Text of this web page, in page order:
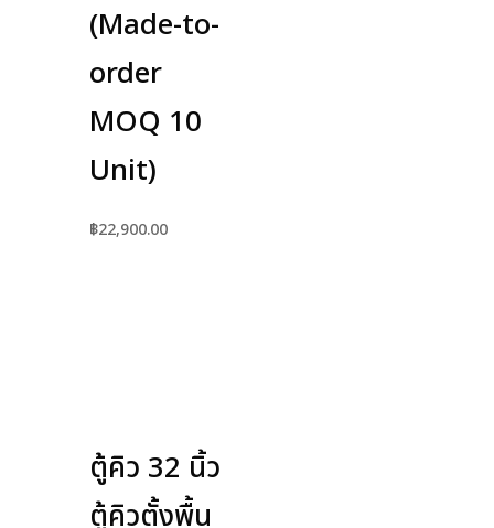
(Made-to-
order
MOQ 10
Unit)
฿22,900.00
ตู้คิว 32 นิ้ว
ตู้คิวตั้งพื้น